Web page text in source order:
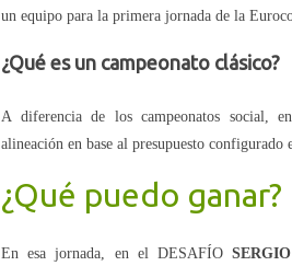
un equipo para la primera jornada de la
¿Qué es un campeonato clásico?
A diferencia de los campeonatos social,
alineación en base al presupuesto configurado
¿Qué puedo ganar?
En esa jornada, en el DESAFÍO